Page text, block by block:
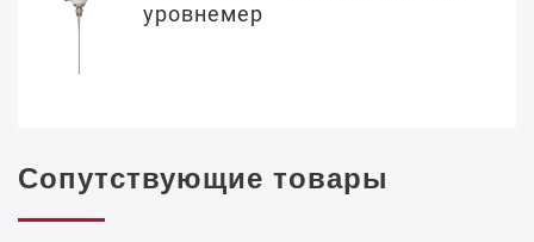
уровнемер
Сопутствующие товары